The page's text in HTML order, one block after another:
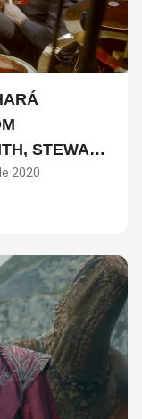
STEWART
2020